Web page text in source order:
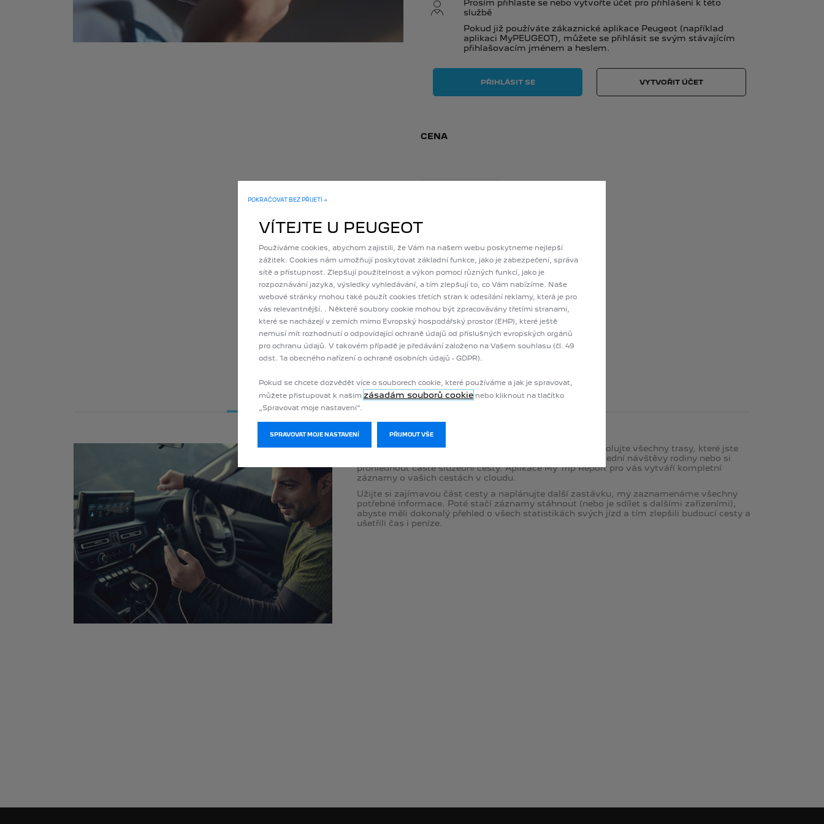
Prosím přihlaste se nebo vytvořte účet pro přihlášení k této
službě
Pokud již používáte zákaznické aplikace Peugeot (například
aplikaci MyPEUGEOT), můžete se přihlásit se svým stávajícím
přihlašovacím jménem a heslem.
PŘIHLÁSIT SE VYTVOŘIT ÚČET
CENA
MY TRIP REPORT
SLEDUJTE SVÉ
CESTY
VÍCE O SLUŽBĚ AKTIVACE SLUŽBY
Mějte vždy přehled o spotřebě paliva nebo baterie a kontrolujte všechny trasy, které jste
ujeli bez ohledu na to, zda chcete zkontrolovat trasu poslední návštěvy rodiny nebo si
prohlédnout časté služební cesty. Aplikace My Trip Report pro vás vytváří kompletní
záznamy o vašich cestách v cloudu.
Užijte si zajímavou část cesty a naplánujte další zastávku, my zaznamenáme všechny
potřebné informace. Poté stačí záznamy stáhnout (nebo je sdílet s dalšími zařízeními),
abyste měli dokonalý přehled o všech statistikách svých jízd a tím zlepšili budoucí cesty a
ušetřili čas i peníze.
POKRAČOVAT BEZ PŘIJETÍ →
VÍTEJTE U PEUGEOT
Používáme cookies, abychom zajistili, že Vám na našem webu poskytneme nejlepší
zážitek. Cookies nám umožňují poskytovat základní funkce, jako je zabezpečení, správa
sítě a přístupnost. Zlepšují použitelnost a výkon pomocí různých funkcí, jako je
rozpoznávání jazyka, výsledky vyhledávání, a tím zlepšují to, co Vám nabízíme. Naše
webové stránky mohou také použít cookies třetích stran k odesílání reklamy, která je pro
vás relevantnější. . Některé soubory cookie mohou být zpracovávány třetími stranami,
které se nacházejí v zemích mimo Evropský hospodářský prostor (EHP), které ještě
nemusí mít rozhodnutí o odpovídající ochraně údajů od příslušných evropských orgánů
pro ochranu údajů. V takovém případě je předávání založeno na Vašem souhlasu (čl. 49
odst. 1a obecného nařízení o ochraně osobních údajů - GDPR).
Pokud se chcete dozvědět více o souborech cookie, které používáme a jak je spravovat,
můžete přistupovat k našimzásadám souborů cookienebo kliknout na tlačítko
„Spravovat moje nastavení“.
SPRAVOVAT MOJE NASTAVENÍ PŘIJMOUT VŠE